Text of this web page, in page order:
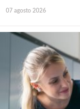
07 agosto 2026